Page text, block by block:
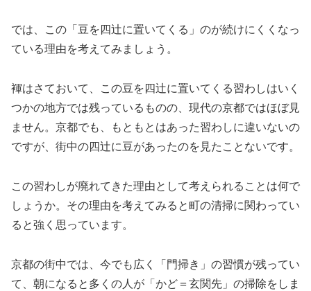
では、この「豆を四辻に置いてくる」のが続けにくくなっ
ている理由を考えてみましょう。
褌はさておいて、この豆を四辻に置いてくる習わしはいく
つかの地方では残っているものの、現代の京都ではほぼ見
ません。京都でも、もともとはあった習わしに違いないの
ですが、街中の四辻に豆があったのを見たことないです。
この習わしが廃れてきた理由として考えられることは何で
しょうか。その理由を考えてみると町の清掃に関わってい
ると強く思っています。
京都の街中では、今でも広く「門掃き」の習慣が残ってい
て、朝になると多くの人が「かど＝玄関先」の掃除をしま